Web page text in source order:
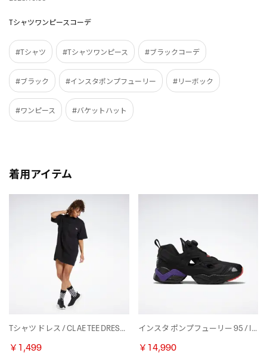
Tシャツワンピースコーデ
#Tシャツ #Tシャツワンピース #ブラックコーデ
#ブラック #インスタポンプフューリー #リーボック
#ワンピース #バケットハット
着用アイテム
Tシャツ ドレス / CL AE TEE DRESS（ブラック）
￥1,499
インスタ ポンプフューリー 95 / INSTAPUMP FURY 95 （ブラック）
￥14,990